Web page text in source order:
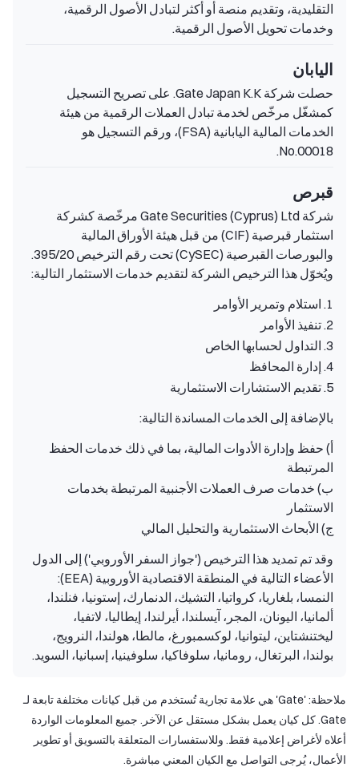
التقليدية، وتقديم منصة أو أكثر لتبادل الأصول الرقمية،
وخدمات تحويل الأصول الرقمية.
اليابان
حصلت شركة Gate Japan K.K. على تصريح التسجيل
كمشغّل مرخّص لخدمة تبادل العملات الرقمية من هيئة
الخدمات المالية اليابانية (FSA)، ورقم التسجيل هو
No.00018.
قبرص
شركة Gate Securities (Cyprus) Ltd مرخّصة كشركة
استثمار قبرصية (CIF) من قبل هيئة الأوراق المالية
والبورصات القبرصية (CySEC) تحت رقم الترخيص 395/20.
ويُخوّل هذا الترخيص الشركة لتقديم خدمات الاستثمار التالية:
1. استلام وتمرير الأوامر
2. تنفيذ الأوامر
3. التداول لحسابها الخاص
4. إدارة المحافظ
5. تقديم الاستشارات الاستثمارية
بالإضافة إلى الخدمات المساندة التالية:
أ) حفظ وإدارة الأدوات المالية، بما في ذلك خدمات الحفظ
المرتبطة
ب) خدمات صرف العملات الأجنبية المرتبطة بخدمات
الاستثمار
ج) الأبحاث الاستثمارية والتحليل المالي
وقد تم تمديد هذا الترخيص ('جواز السفر الأوروبي') إلى الدول
الأعضاء التالية في المنطقة الاقتصادية الأوروبية (EEA):
النمسا، بلغاريا، كرواتيا، التشيك، الدنمارك، إستونيا، فنلندا،
ألمانيا، اليونان، المجر، آيسلندا، أيرلندا، إيطاليا، لاتفيا،
ليختنشتاين، ليتوانيا، لوكسمبورغ، مالطا، هولندا، النرويج،
بولندا، البرتغال، رومانيا، سلوفاكيا، سلوفينيا، إسبانيا، السويد.
ملاحظة: 'Gate' هي علامة تجارية تُستخدم من قبل كيانات مختلفة تابعة لـ
Gate. كل كيان يعمل بشكل مستقل عن الآخر. جميع المعلومات الواردة
أعلاه لأغراض إعلامية فقط. وللاستفسارات المتعلقة بالتسويق أو تطوير
الأعمال، يُرجى التواصل مع الكيان المعني مباشرة.